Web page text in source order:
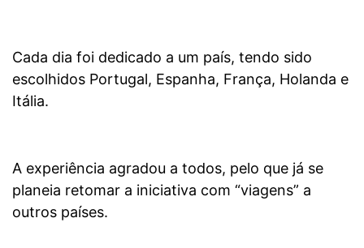
Cada dia foi dedicado a um país, tendo sido
escolhidos Portugal, Espanha, França, Holanda e
Itália.
A experiência agradou a todos, pelo que já se
planeia retomar a iniciativa com “viagens” a
outros países.